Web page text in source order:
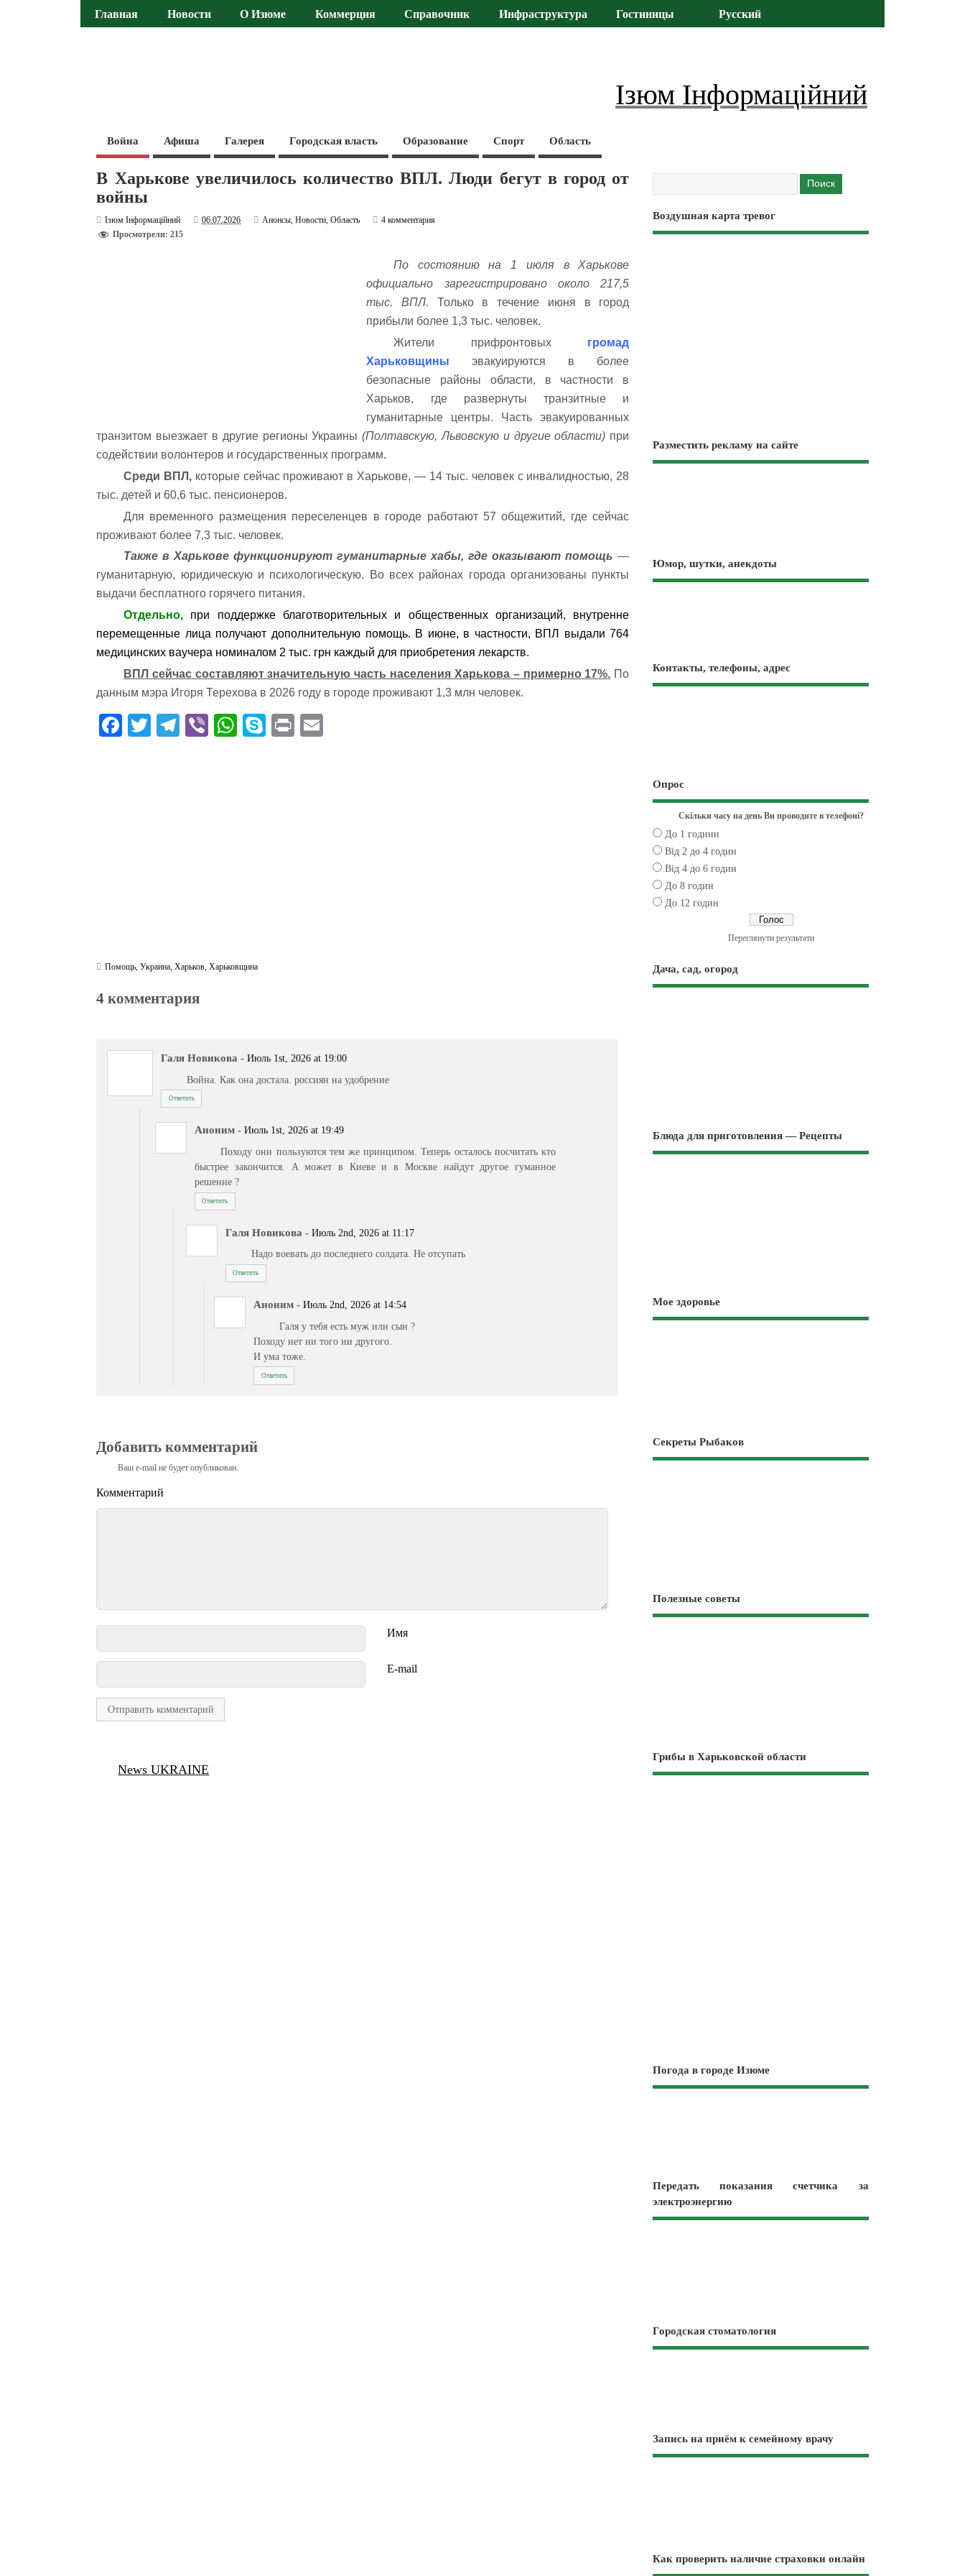
Главная Новости О Изюме Коммерция Справочник Инфраструктура Гостиницы Русский
Ізюм Інформаційний
Война Афиша Галерея Городская власть Образование Спорт Область
В Харькове увеличилось количество ВПЛ. Люди бегут в город от
войны
Ізюм Інформаційний 06.07.2026 Анонсы,Новости,Область
4 комментария
Просмотрели: 215
По состоянию на 1 июля в Харькове
официально зарегистрировано около 217,5
тыс. ВПЛ. Только в течение июня в город
прибыли более 1,3 тыс. человек.
Жители прифронтовых громад
Харьковщины эвакуируются в более
безопасные районы области, в частности в
Харьков, где развернуты транзитные и
гуманитарные центры. Часть эвакуированных
транзитом выезжает в другие регионы Украины(Полтавскую, Львовскую и другие области) при
содействии волонтеров и государственных программ.
Среди ВПЛ, которые сейчас проживают в Харькове, — 14 тыс. человек с инвалидностью, 28
тыс. детей и 60,6 тыс. пенсионеров.
Для временного размещения переселенцев в городе работают 57 общежитий, где сейчас
проживают более 7,3 тыс. человек.
Также в Харькове функционируют гуманитарные хабы, где оказывают помощь —
гуманитарную, юридическую и психологическую. Во всех районах города организованы пункты
выдачи бесплатного горячего питания.
Отдельно,при поддержке благотворительных и общественных организаций, внутренне
перемещенные лица получают дополнительную помощь. В июне, в частности, ВПЛ выдали 764
медицинских ваучера номиналом 2 тыс. грн каждый для приобретения лекарств.
ВПЛ сейчас составляют значительную часть населения Харькова – примерно 17%. По
данным мэра Игоря Терехова в 2026 году в городе проживают 1,3 млн человек.
Fa T
Te Vi
W
S
Pr
Помощь,Украина,Харьков,Харьковщина
4 комментария
Галя Новикова - Июль 1st, 2026 at 19:00
Война. Как она достала. россиян на удобрение
Ответить
Аноним - Июль 1st, 2026 at 19:49
Походу они пользуются тем же принципом. Теперь осталось посчитать кто
быстрее закончится. А может в Киеве и в Москве найдут другое гуманное
решение ?
Ответить
Галя Новикова - Июль 2nd, 2026 at 11:17
Надо воевать до последнего солдата. Не отсупать
Ответить
Аноним - Июль 2nd, 2026 at 14:54
Галя у тебя есть муж или сын ?
Походу нет ни того ни другого.
И ума тоже.
Ответить
Добавить комментарий
Ваш e-mail не будет опубликован.
Комментарий
Имя
E-mail
News UKRAINE
Воздушная карта тревог
Разместить рекламу на сайте
Юмор, шутки, анекдоты
Контакты, телефоны, адрес
Опрос
Скільки часу на день Ви проводите в телефоні?
До 1 години
Від 2 до 4 годин
Від 4 до 6 годин
До 8 годин
До 12 годин
Переглянути результати
Дача, сад, огород
Блюда для приготовления — Рецепты
Мое здоровье
Секреты Рыбаков
Полезные советы
Грибы в Харьковской области
Погода в городе Изюме
Передать показания счетчика за
электроэнергию
Городская стоматология
Запись на приём к семейному врачу
Как проверить наличие страховки онлайн